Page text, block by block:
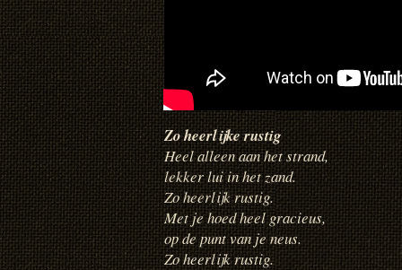
Zo heerlijke rustig
Heel alleen aan het strand,
lekker lui in het zand.
Zo heerlijk rustig.
Met je hoed heel gracieus,
op de punt van je neus.
Zo heerlijk rustig.